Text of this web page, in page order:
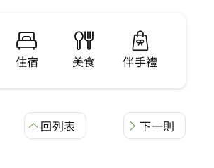
住宿 美食 伴手禮
回列表 下一則